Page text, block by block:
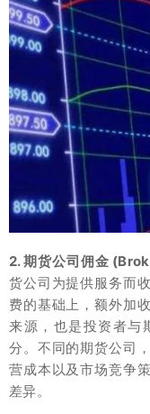
2. 期货公司佣金
货公司为提供服务而
费的基础上，额外加
来源，也是投资者与
分。不同的期货公司
营成本以及市场竞争
差异。